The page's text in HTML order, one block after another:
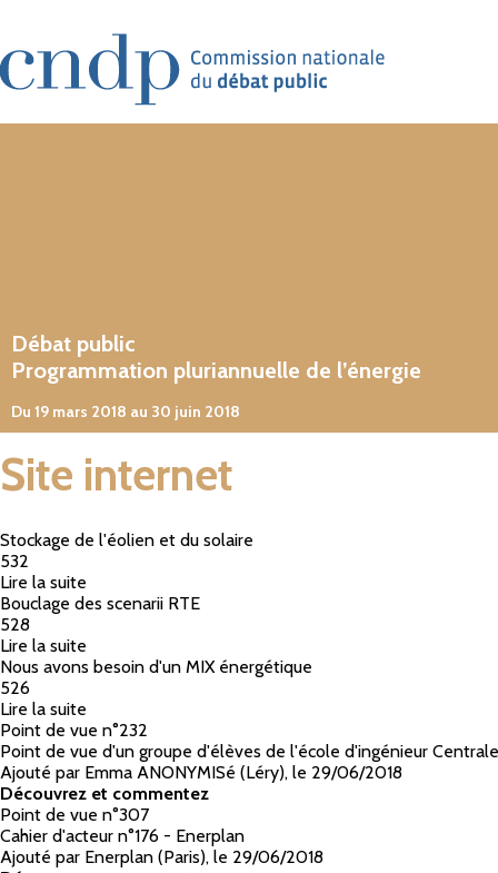
Débat public
Programmation pluriannuelle de l’énergie
Du 19 mars 2018 au 30 juin 2018
Site internet
Stockage de l'éolien et du solaire
532
Lire la suite
Bouclage des scenarii RTE
528
Lire la suite
Nous avons besoin d'un MIX énergétique
526
Lire la suite
Point de vue n°232
Point de vue d'un groupe d'élèves de l'école d'ingénieur
Ajouté par Emma ANONYMISé (Léry), le 29/06/2018
Découvrez et commentez
Point de vue n°307
Cahier d'acteur n°176 - Enerplan
Ajouté par Enerplan (Paris), le 29/06/2018